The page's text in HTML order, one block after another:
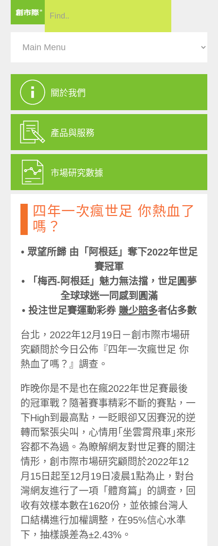
關於我們
產品與服務
市場研究數據
四年一次瘋世足 你熱血了
嗎？
• 眾望所歸 由「阿根廷」奪下2022年世足
賽冠軍
• 「梅西-阿根廷」魅力無法擋，世足圓夢
全球球迷一同感到圓滿
• 投注世足賽運動彩券 賺少賠多者佔多數
台北，2022年12月19日－創市際市場研
究顧問於今日公佈『四年一次瘋世足 你
熱血了嗎？』調查。
昨晚你是不是也在瘋2022年世足賽最後
的冠軍戰？隨著賽事精彩不斷的賽點，一
下High到最高點，一眨眼卻又因賽況的逆
轉而緊張尖叫，心情用｢坐雲霄飛車｣來形
容都不為過。為瞭解網友對世足賽的關注
情形，創市際市場研究顧問於2022年12
月15日起至12月19日凌晨1點為止，對台
灣網友進行了一項「體育篇」的調查，回
收有效樣本數在1620份，並依據台灣人
口結構進行加權調整，在95%信心水準
下，抽樣誤差為±2.43%。